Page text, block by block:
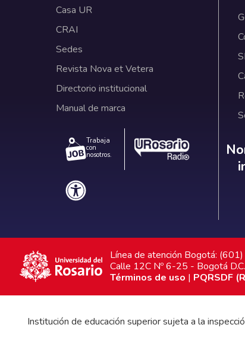
Casa UR
CRAI
Sedes
Revista Nova et Vetera
Directorio institucional
Manual de marca
Trabaja
con
nosotros.
Línea de atención Bogotá:
Calle 12C Nº 6-25 - Bogotá
Términos de uso | PQRSDF
Institución de educación superior sujeta a la